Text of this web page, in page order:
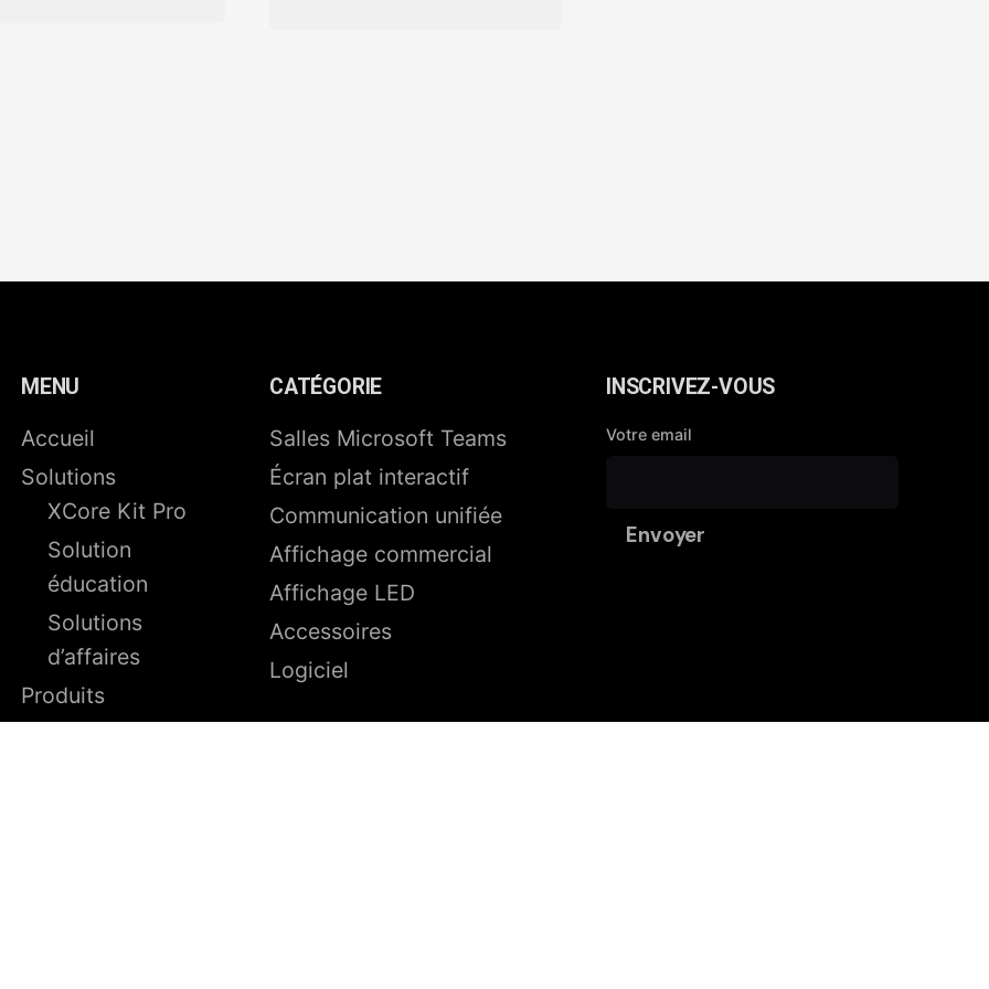
MENU
Accueil
Solutions
XCore Kit Pro
Solution
éducation
Solutions
d’affaires
Produits
CATÉGORIE
Salles Microsoft Teams
Écran plat interactif
Communication unifiée
Affichage commercial
Affichage LED
Accessoires
Logiciel
INSCRIVEZ-VOUS
Votre email
Envoyer